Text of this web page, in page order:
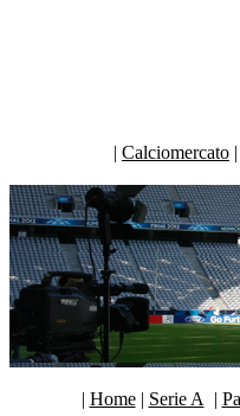
| Calciomercato |
| Home| Serie A |